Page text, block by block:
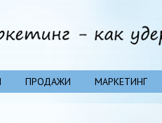
ПРОДАЖИ МАРКЕТИНГ